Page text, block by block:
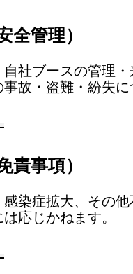
全管理）
自社ブースの管理
故・盗難・紛失
責事項）
感染症拡大、その
応じかねます。